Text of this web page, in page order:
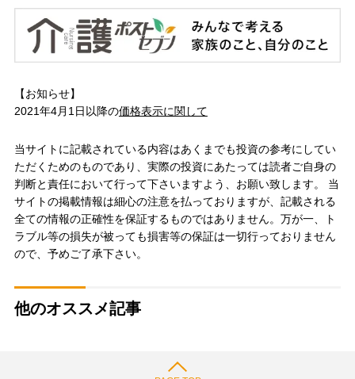
【お知らせ】
2021年4月1日以降の価格表示に関して
当サイトに記載されている内容はあくまでも投資の参考にしてい
ただくためのものであり、実際の投資にあたっては読者ご自身の
判断と責任において行って下さいますよう、お願い致します。 当
サイトの掲載情報は細心の注意を払っておりますが、記載される
全ての情報の正確性を保証するものではありません。万が一、ト
ラブル等の損失が被っても損害等の保証は一切行っておりません
ので、予めご了承下さい。
他のオススメ記事